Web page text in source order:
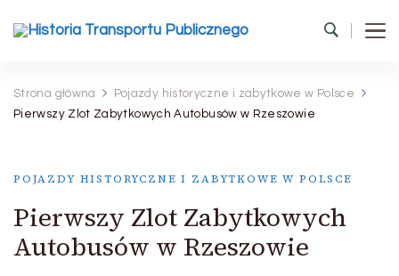
Strona główna
Pojazdy historyczne i zabytkowe w Polsce
Pierwszy Zlot Zabytkowych Autobusów w Rzeszowie
POJAZDY HISTORYCZNE I ZABYTKOWE W POLSCE
Pierwszy Zlot Zabytkowych
Autobusów w Rzeszowie